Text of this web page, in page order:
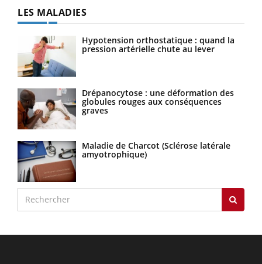
LES MALADIES
Hypotension orthostatique : quand la
pression artérielle chute au lever
Drépanocytose : une déformation des
globules rouges aux conséquences
graves
Maladie de Charcot (Sclérose latérale
amyotrophique)